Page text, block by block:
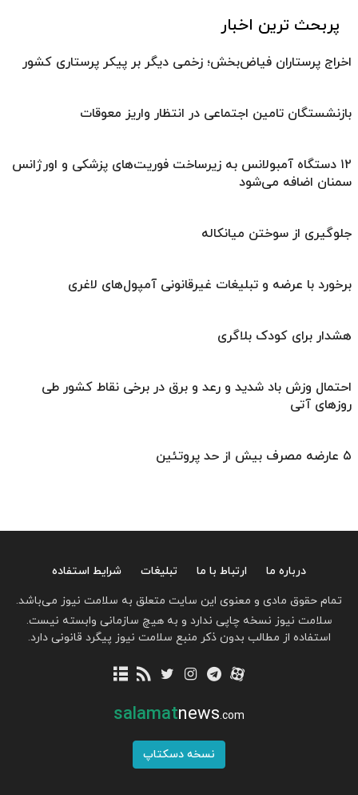
پربحث ترین اخبار
اخراج پرستاران فیاض‌بخش؛ زخمی دیگر بر پیکر پرستاری کشور
بازنشستگان تامین اجتماعی در انتظار واریز معوقات
۱۲ دستگاه آمبولانس به زیرساخت‌ فوریت‌های پزشکی و اورژانس
سمنان اضافه می‌شود
جلوگیری از سوختن میانکاله
برخورد با عرضه و تبلیغات غیرقانونی آمپول‌های لاغری
هشدار برای کودک بلاگری
احتمال وزش باد شدید و رعد و برق در برخی نقاط کشور طی
روزهای آتی
۵ عارضه مصرف بیش از حد پروتئین
درباره ما ارتباط با ما تبلیغات
شرایط استفاده
تمام حقوق مادی و معنوی این سایت متعلق به سلامت نیوز می‌باشد.
سلامت نیوز نسخه چاپی ندارد و به هیچ سازمانی وابسته نیست.
استفاده از مطالب بدون ذکر منبع سلامت نیوز پیگرد قانونی دارد.
salamatnews.com
نسخه دسکتاپ